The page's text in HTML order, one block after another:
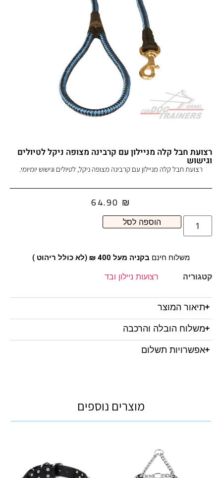
רצועת חבל קלה מניילון עם קרבינה מצופה ניקל לטיולים
וגישוש
רצועת חבל קלה מניילון עם קרבינה מצופה ניקל, לטיולים וגישוש יומיומי.
64.90 ₪
הוספה לסל
משלוח חינם בקניה מעל 400 ₪ (לא כולל ריהוט )
קטגוריה רצועות ניילון ובד
תיאור המוצר
משלוח הובלה והרכבה
אפשרויות תשלום
מוצרים נוספים